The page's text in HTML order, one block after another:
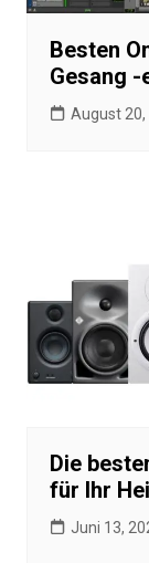
Besten
Gesang
August 20,
Die
für Ihr
Juni 13,